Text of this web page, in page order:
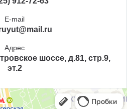
E-mail
Адрес
шоссе, д.81, стр.9,
эт.2